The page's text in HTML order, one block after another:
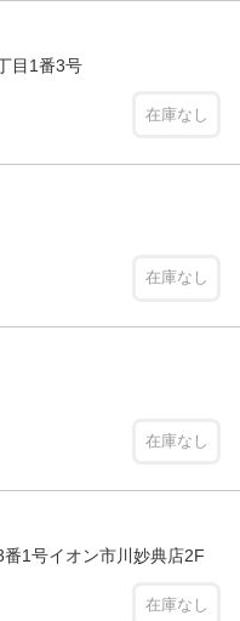
目1番3号
在庫なし
在庫なし
在庫なし
1号イオン市川妙典店2F
在庫なし